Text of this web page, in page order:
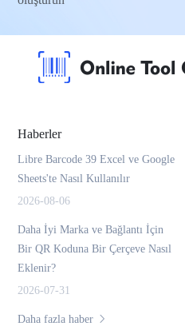
Haberler
Libre Barcode 39 Excel ve Google
Sheets'te Nasıl Kullanılır
2026-08-06
Daha İyi Marka ve Bağlantı İçin
Bir QR Koduna Bir Çerçeve Nasıl
Eklenir?
2026-07-31
Daha fazla haber